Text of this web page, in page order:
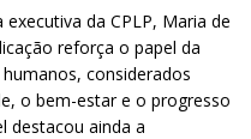
da CPLP, Maria de
reforça o papel da
considerados
o bem-estar e o progresso
destacou ainda a